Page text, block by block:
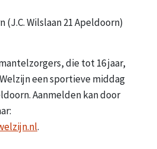
(J.C. Wilslaan 21 Apeldoorn)
die tot 16 jaar,
een sportieve middag
Aanmelden kan door
.